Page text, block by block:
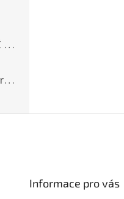
DAISY REIN – POMOCNÁ OTĚŽ PROTI STAHOVÁNÍ HLAVY DOLŮ ČERNÁ SHIRES
Šampón pro koně s kondicionérem 500ml Waldhausen
Informace pro vás